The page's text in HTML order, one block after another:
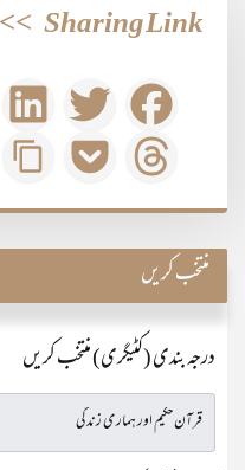
Sharing Link
منتخب کریں
درجہ بندی (کٹیگری) منتخب کریں